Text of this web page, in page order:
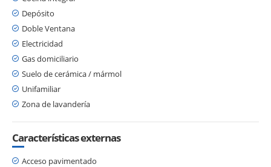
Depósito
Doble Ventana
Electricidad
Gas domiciliario
Suelo de cerámica / mármol
Unifamiliar
Zona de lavandería
Características externas
Acceso pavimentado